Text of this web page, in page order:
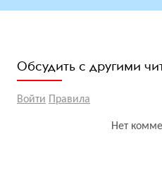
Обсудить с другими
Войти Правила
Нет